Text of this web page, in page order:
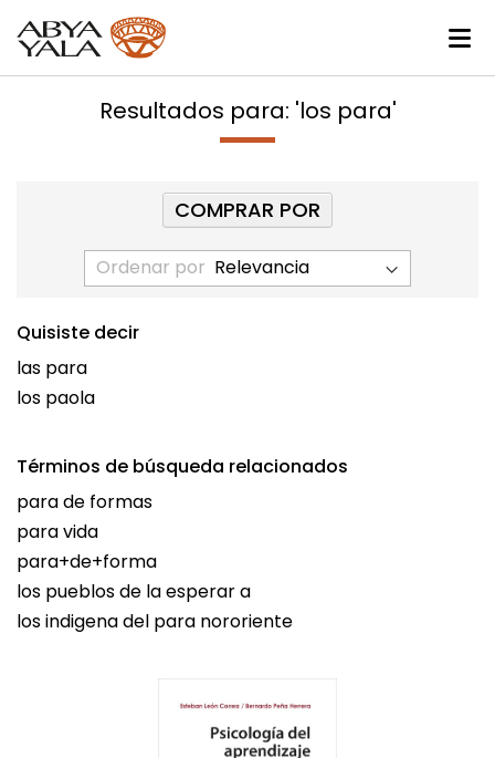
Resultados para: 'los para'
Ordenar por
Quisiste decir
las para
los paola
Términos de búsqueda relacionados
para de formas
para vida
para+de+forma
los pueblos de la esperar a
los indigena del para nororiente
COMPRAR POR